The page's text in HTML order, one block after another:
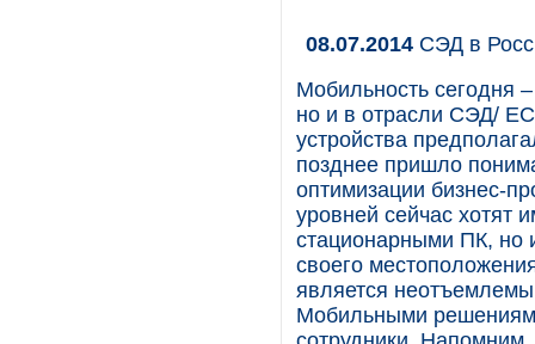
08.07.2014 СЭД в
Мобильность сегодня
но и в отрасли СЭД/
устройства
позднее пришло
оптимизации бизнес-
уровней сейчас хотят
стационарными ПК, но
своего
является
Мобильными